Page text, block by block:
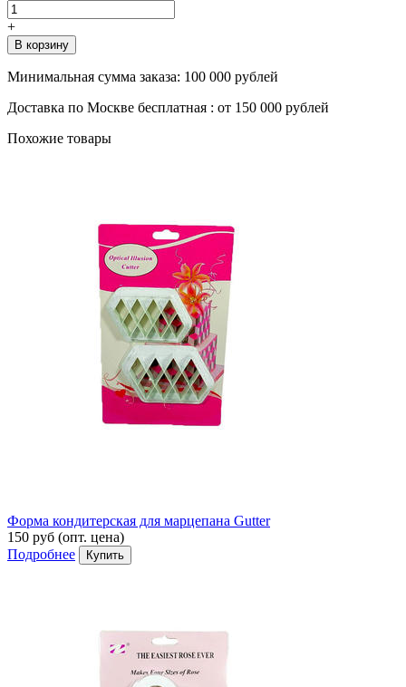
+
В корзину
Минимальная сумма заказа: 100 000 рублей
Доставка по Москве бесплатная : от 150 000 рублей
Похожие товары
Форма кондитерская для марцепана Gutter
150 руб (опт. цена)
Подробнее
Купить